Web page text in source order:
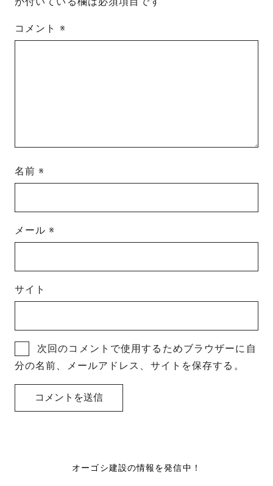
コメント ※
名前※
メール※
サイト
次回のコメントで使用するためブラウザーに自
分の名前、メールアドレス、サイトを保存する。
オーゴシ建設の情報を発信中！